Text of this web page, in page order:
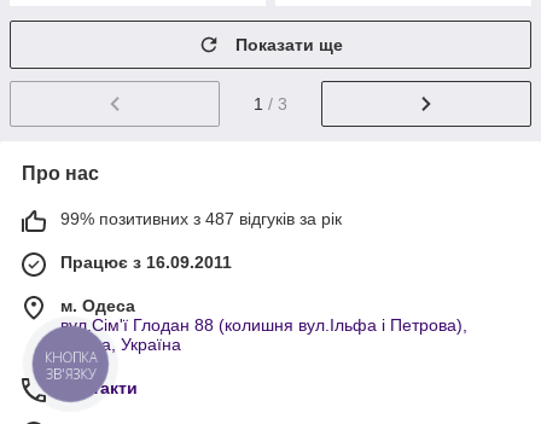
Показати ще
1 / 3
Про нас
99% позитивних з 487 відгуків за рік
Працює з 16.09.2011
м. Одеса
вул.Сім'ї Глодан 88 (колишня вул.Ільфа і Петрова),
Одеса, Україна
Контакти
КНОПКА
ЗВ'ЯЗКУ